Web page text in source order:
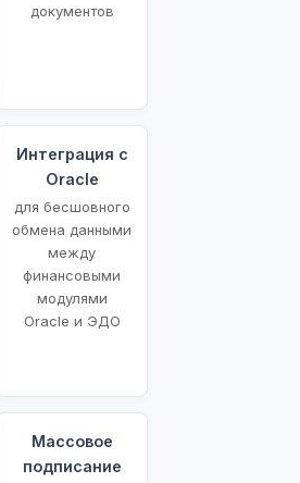
документов
Интеграция с
Oracle
для бесшовного
обмена данными
между
финансовыми
модулями
Oracle и ЭДО
Массовое
подписание